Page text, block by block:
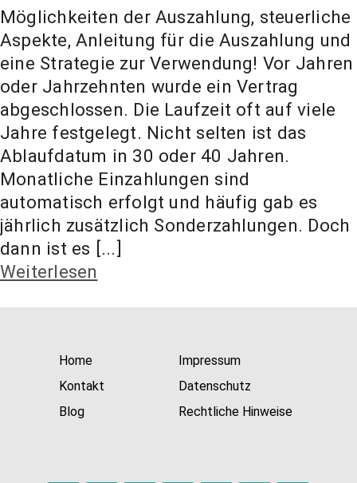
atung,
Investmen
t Coach,
Anlageber
Möglichkeiten der Auszahlung, steuerliche
Aspekte, Anleitung für die Auszahlung und
eine Strategie zur Verwendung! Vor Jahren
oder Jahrzehnten wurde ein Vertrag
abgeschlossen. Die Laufzeit oft auf viele
Jahre festgelegt. Nicht selten ist das
Ablaufdatum in 30 oder 40 Jahren.
Monatliche Einzahlungen sind
automatisch erfolgt und häufig gab es
jährlich zusätzlich Sonderzahlungen. Doch
dann ist es [...]
Weiterlesen
Home
Kontakt
Blog
Impressum
Datenschutz
Rechtliche Hinweise